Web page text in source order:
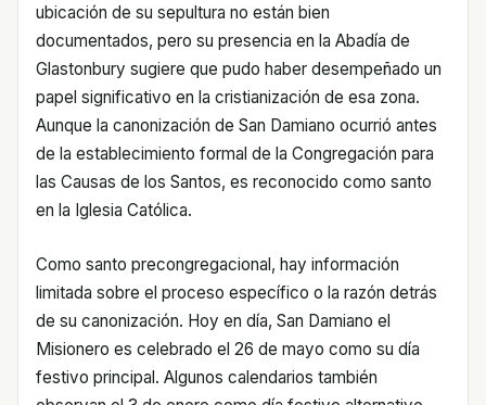
ubicación de su sepultura no están bien
documentados, pero su presencia en la Abadía de
Glastonbury sugiere que pudo haber desempeñado un
papel significativo en la cristianización de esa zona.
Aunque la canonización de San Damiano ocurrió antes
de la establecimiento formal de la Congregación para
las Causas de los Santos, es reconocido como santo
en la Iglesia Católica.
Como santo precongregacional, hay información
limitada sobre el proceso específico o la razón detrás
de su canonización. Hoy en día, San Damiano el
Misionero es celebrado el 26 de mayo como su día
festivo principal. Algunos calendarios también